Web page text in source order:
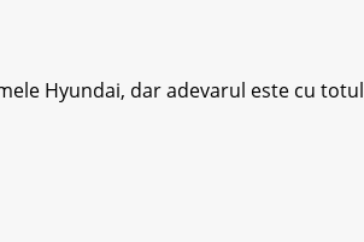
Hyundai, dar adevarul este cu